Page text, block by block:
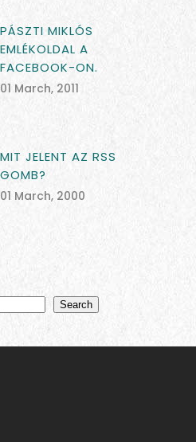
PÁSZTI MIKLÓS
EMLÉKOLDAL A
FACEBOOK-ON.
01 March, 2011
MIT JELENT AZ RSS
GOMB?
01 March, 2000
Search